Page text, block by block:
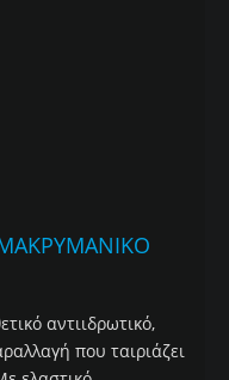
αντιιδρωτικό,
που ταιριάζει